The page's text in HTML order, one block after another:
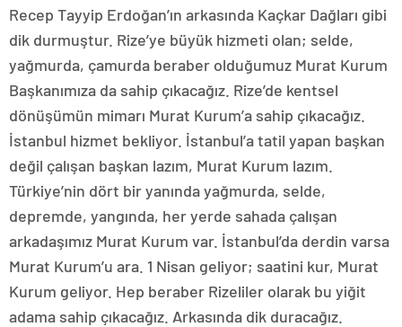
Recep Tayyip Erdoğan’ın arkasında Kaçkar Dağları gibi
dik durmuştur. Rize’ye büyük hizmeti olan; selde,
yağmurda, çamurda beraber olduğumuz Murat Kurum
Başkanımıza da sahip çıkacağız. Rize’de kentsel
dönüşümün mimarı Murat Kurum’a sahip çıkacağız.
İstanbul hizmet bekliyor. İstanbul’a tatil yapan başkan
değil çalışan başkan lazım, Murat Kurum lazım.
Türkiye’nin dört bir yanında yağmurda, selde,
depremde, yangında, her yerde sahada çalışan
arkadaşımız Murat Kurum var. İstanbul’da derdin varsa
Murat Kurum’u ara. 1 Nisan geliyor; saatini kur, Murat
Kurum geliyor. Hep beraber Rizeliler olarak bu yiğit
adama sahip çıkacağız. Arkasında dik duracağız.